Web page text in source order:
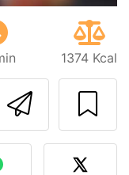
1374 Kcal
al autor
esta